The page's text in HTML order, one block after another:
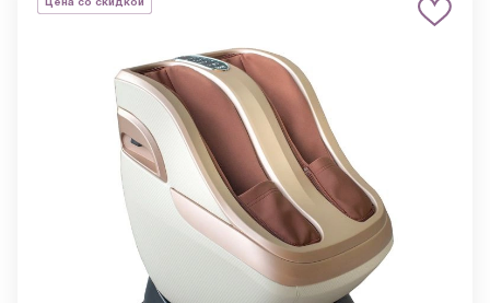
Цена со скидкой